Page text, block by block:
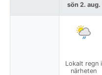
sön 2. aug.
Lokalt regn i
närheten